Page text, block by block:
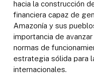
hacia la construcción
financiera capaz de
Amazonía y sus
importancia de
normas de
estrategia sólida para
internacionales.